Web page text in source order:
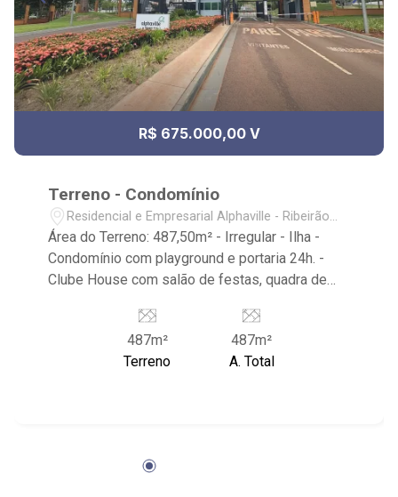
R$ 675.000,00 V
Terreno - Condomínio
Residencial e Empresarial Alphaville - Ribeirão
Preto/SP
Área do Terreno: 487,50m² - Irregular - Ilha -
Condomínio com playground e portaria 24h. -
Clube House com salão de festas, quadra de
Localizado próximo ao clube house,
Supermercado Tonelli, escola Concept,
Shopping Iguatemi, hortifrut Cenourão, Posto de
487m²
Terreno
487m²
A. Total